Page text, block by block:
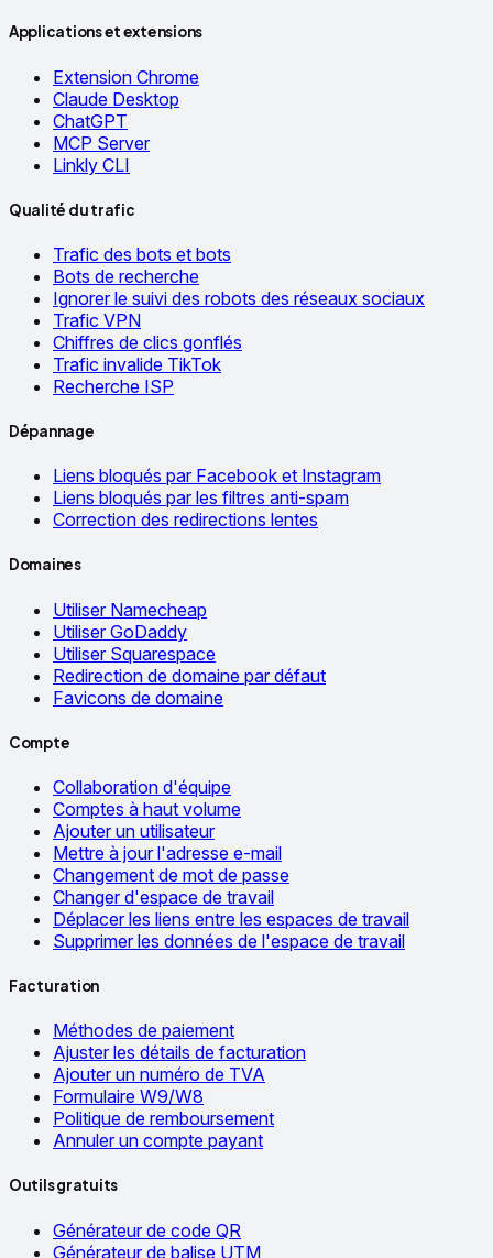
Applications et extensions
Extension Chrome
Claude Desktop
ChatGPT
MCP Server
Linkly CLI
Qualité du trafic
Trafic des bots et bots
Bots de recherche
Ignorer le suivi des robots des réseaux sociaux
Trafic VPN
Chiffres de clics gonflés
Trafic invalide TikTok
Recherche ISP
Dépannage
Liens bloqués par Facebook et Instagram
Liens bloqués par les filtres anti-spam
Correction des redirections lentes
Domaines
Utiliser Namecheap
Utiliser GoDaddy
Utiliser Squarespace
Redirection de domaine par défaut
Favicons de domaine
Compte
Collaboration d'équipe
Comptes à haut volume
Ajouter un utilisateur
Mettre à jour l'adresse e-mail
Changement de mot de passe
Changer d'espace de travail
Déplacer les liens entre les espaces de travail
Supprimer les données de l'espace de travail
Facturation
Méthodes de paiement
Ajuster les détails de facturation
Ajouter un numéro de TVA
Formulaire W9/W8
Politique de remboursement
Annuler un compte payant
Outils gratuits
Générateur de code QR
Générateur de balise UTM